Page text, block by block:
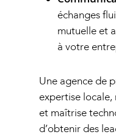
échanges
mutuelle et
à votre
Une agence de
expertise
et maîtrise
d’obtenir des